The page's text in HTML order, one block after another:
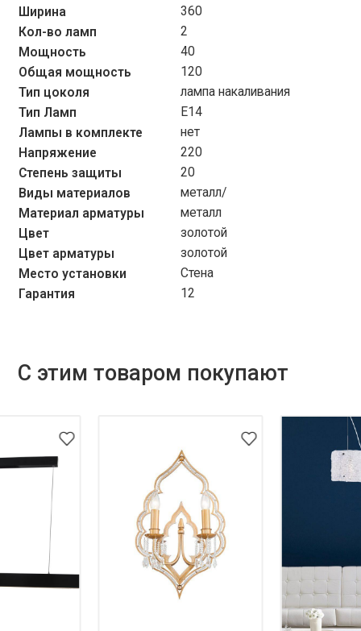
Ширина
360
Кол-во ламп
2
Мощность
40
Общая мощность
120
Тип цоколя
лампа накаливания
Тип Ламп
Е14
Лампы в комплекте
нет
Напряжение
220
Степень защиты
20
Виды материалов
металл/
Материал арматуры
металл
Цвет
золотой
Цвет арматуры
золотой
Место установки
Стена
Гарантия
12
С этим товаром покупают